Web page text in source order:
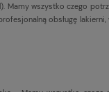
Mamy wszystko czego
obsługę